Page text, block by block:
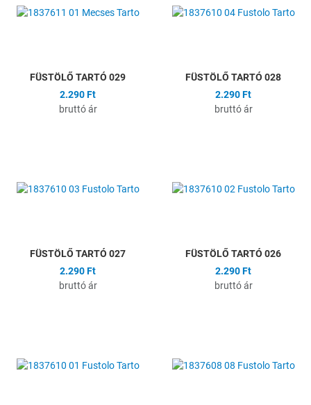
Összehasonlítás
FÜSTÖLŐ TARTÓ 029
2.290 Ft
bruttó ár
FÜSTÖLŐ TARTÓ 028
2.290 Ft
bruttó ár
Összehasonlítás
FÜSTÖLŐ TARTÓ 027
2.290 Ft
bruttó ár
FÜSTÖLŐ TARTÓ 026
2.290 Ft
bruttó ár
Összehasonlítás